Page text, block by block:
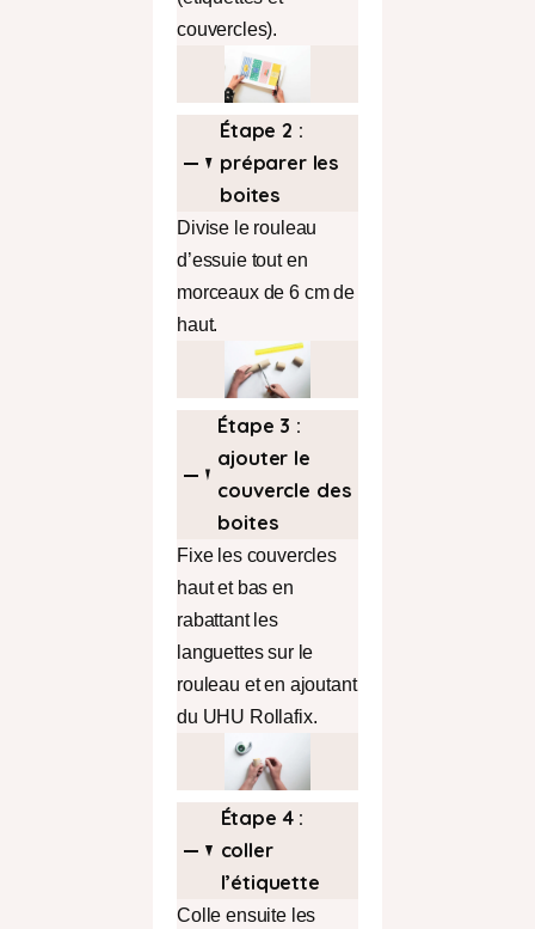
couvercles).
Étape 2 :
préparer les
boites
Divise le rouleau
d’essuie tout en
morceaux de 6 cm de
haut.
Étape 3 :
ajouter le
couvercle des
boites
Fixe les couvercles
haut et bas en
rabattant les
languettes sur le
rouleau et en ajoutant
du UHU Rollafix.
Étape 4 :
coller
l’étiquette
Colle ensuite les